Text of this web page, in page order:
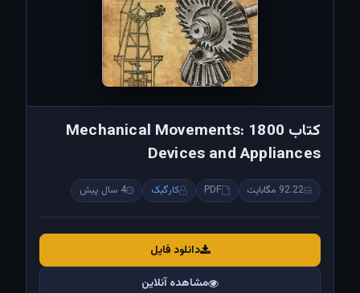
کتاب 1800 Mechanical Movements:
Devices and Appliances
92.22 مگابایت PDF کارگیک 4 سال پیش
دانلود فایل
مشاهده آنلاین